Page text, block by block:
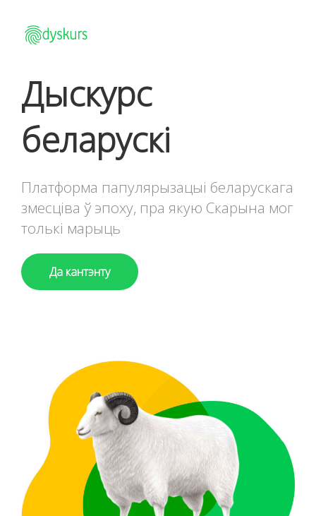
Дыскурс
беларускі
Платформа папулярызацыі беларускага
змесціва ў эпоху, пра якую Скарына мог
толькі марыць
Да кантэнту